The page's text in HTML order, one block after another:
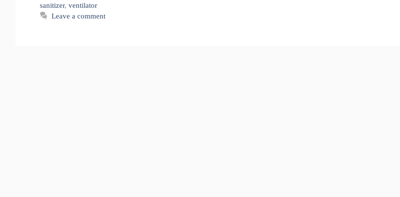
sanitizer, ventilator
Leave a comment